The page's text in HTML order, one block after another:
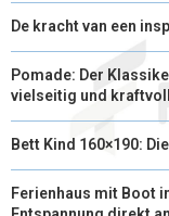
De kracht van een
Pomade: Der
vielseitig und kraftvoll
Bett Kind 160×190:
Ferienhaus mit Boot